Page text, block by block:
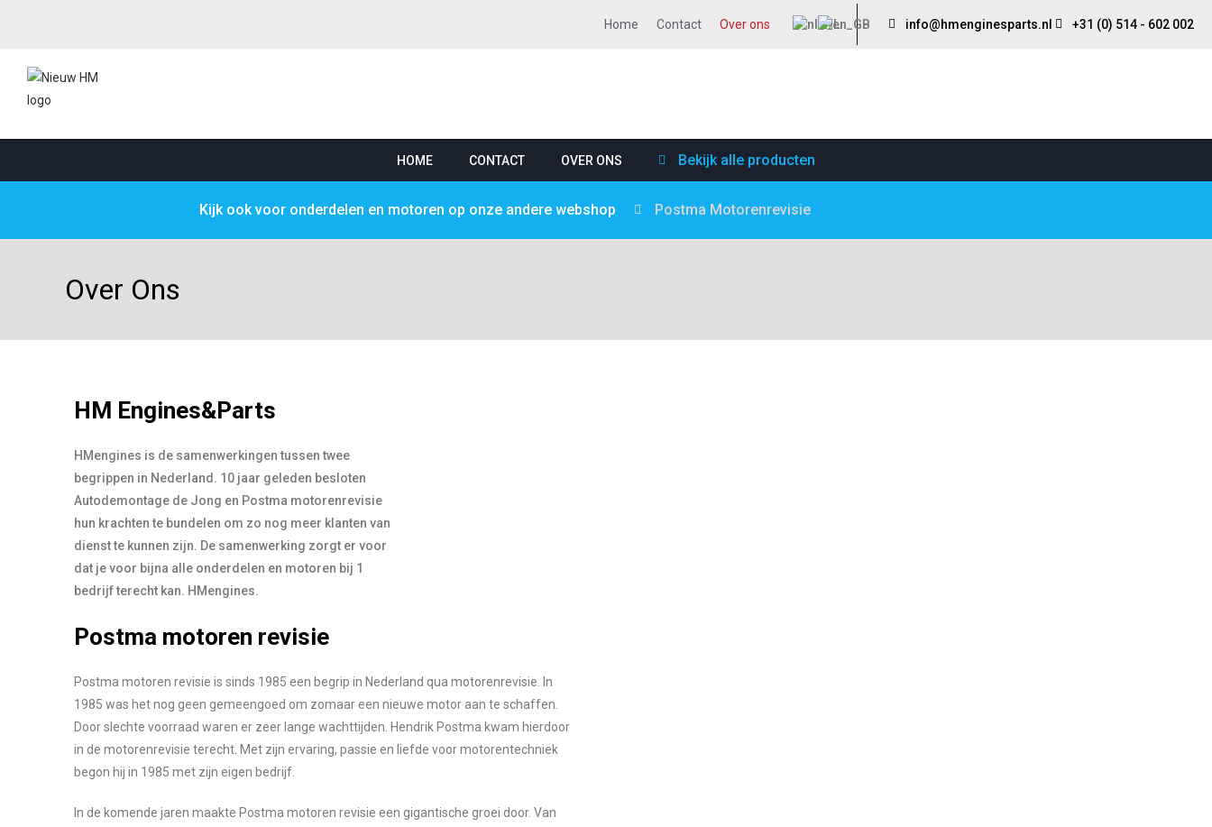
Home Contact Over ons info@hmenginesparts.nl +31 (0) 514 - 602 002
HOME CONTACT OVER ONS Bekijk alle producten
Kijk ook voor onderdelen en motoren op onze andere webshop Postma Motorenrevisie
Over Ons
HM Engines&Parts
HMengines is de samenwerkingen tussen twee
begrippen in Nederland. 10 jaar geleden besloten
Autodemontage de Jong en Postma motorenrevisie
hun krachten te bundelen om zo nog meer klanten van
dienst te kunnen zijn. De samenwerking zorgt er voor
dat je voor bijna alle onderdelen en motoren bij 1
bedrijf terecht kan. HMengines.
Postma motoren revisie
Postma motoren revisie is sinds 1985 een begrip in Nederland qua motorenrevisie. In
1985 was het nog geen gemeengoed om zomaar een nieuwe motor aan te schaffen.
Door slechte voorraad waren er zeer lange wachttijden. Hendrik Postma kwam hierdoor
in de motorenrevisie terecht. Met zijn ervaring, passie en liefde voor motorentechniek
begon hij in 1985 met zijn eigen bedrijf.
In de komende jaren maakte Postma motoren revisie een gigantische groei door. Van